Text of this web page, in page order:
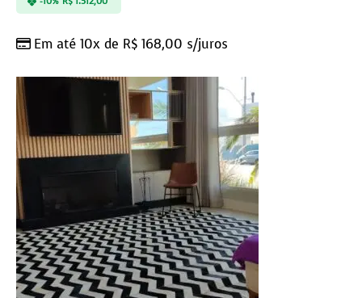
Em até 10x de R$ 168,00 s/juros